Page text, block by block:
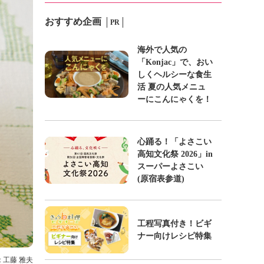
工藤 雅夫
おすすめ企画 PR
海外で人気の
「Konjac」で、おい
しくヘルシーな食生
活 夏の人気メニュ
ーにこんにゃくを！
心踊る！「よさこい
高知文化祭 2026」in
スーパーよさこい
(原宿表参道)
工程写真付き！ビギ
ナー向けレシピ特集